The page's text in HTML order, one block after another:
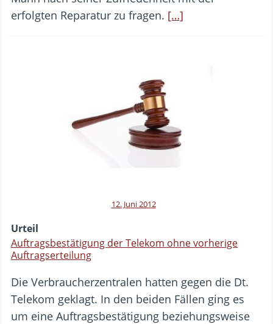
erfolgten Reparatur zu fragen. […]
12. Juni 2012
Urteil
Auftragsbestätigung der Telekom ohne vorherige
Auftragserteilung
Die Verbraucherzentralen hatten gegen die Dt.
Telekom geklagt. In den beiden Fällen ging es
um eine Auftragsbestätigung beziehungsweise